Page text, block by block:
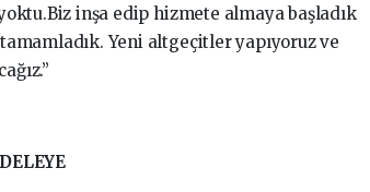
inşa edip hizmete almaya başladık
Yeni altgeçitler yapıyoruz ve